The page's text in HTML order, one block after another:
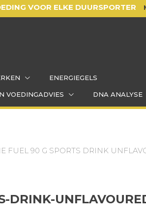
VOOR ELKE DUURSPORTER
ENERGIEGELS
VOEDINGADVIES DNA ANALYSE
FUEL 90 G SPORTS DRINK
DRINK-